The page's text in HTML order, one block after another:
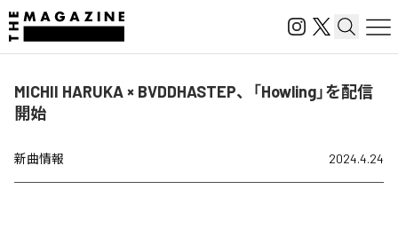
MICHII HARUKA × BVDDHASTEP、「Howling」を配信
開始
新曲情報 2024.4.24